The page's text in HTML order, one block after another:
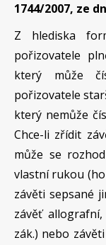
1744/2007, ze
Z hlediska
pořizovatele
který může
pořizovatele
který nemůže
Chce-li zřídit
může se
vlastní rukou
závěti sepsané
závěť
zák.) nebo